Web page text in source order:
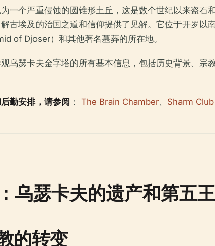
一个严重侵蚀的圆锥形土丘，这是数个世纪以来盗
古埃及的治国之道和信仰提供了见解。它位于开罗
of Djoser）和其他著名墓葬的所在地。
乌瑟卡夫金字塔的所有基本信息，包括历史背景、
勤安排，请参阅 ： The Brain Chamber、 Sharm Club
乌瑟卡夫的遗产和第五
的转变